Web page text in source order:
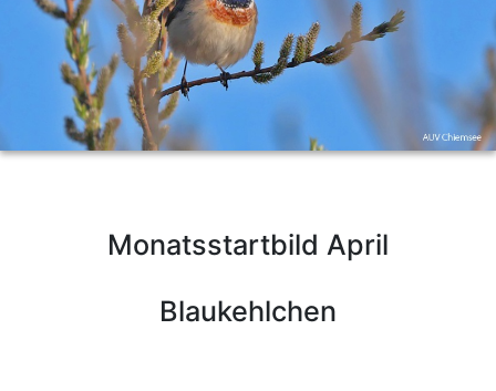
Monatsstartbild April
Blaukehlchen